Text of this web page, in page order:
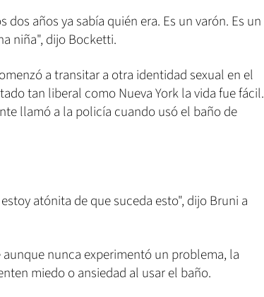
dos años ya sabía quién era. Es un varón. Es un
niña", dijo Bocketti.
a transitar a otra identidad sexual en el
tan liberal como Nueva York la vida fue fácil.
llamó a la policía cuando usó el baño de
atónita de que suceda esto", dijo Bruni a
nunca experimentó un problema, la
miedo o ansiedad al usar el baño.